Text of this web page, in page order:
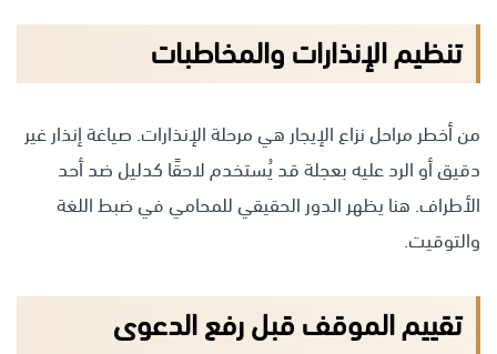
تنظيم الإنذارات والمخاطبات
من أخطر مراحل نزاع الإيجار هي مرحلة الإنذارات. صياغة إنذار غير
دقيق أو الرد عليه بعجلة قد يُستخدم لاحقًا كدليل ضد أحد
الأطراف. هنا يظهر الدور الحقيقي للمحامي في ضبط اللغة
والتوقيت.
تقييم الموقف قبل رفع الدعوى